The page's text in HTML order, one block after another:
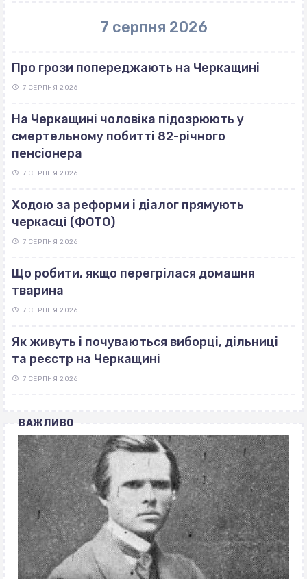
7 серпня 2026
Про грози попереджають на Черкащині
7 СЕРПНЯ 2026
На Черкащині чоловіка підозрюють у
смертельному побитті 82-річного
пенсіонера
7 СЕРПНЯ 2026
Ходою за реформи і діалог прямують
черкасці (ФОТО)
7 СЕРПНЯ 2026
Що робити, якщо перегрілася домашня
тварина
7 СЕРПНЯ 2026
Як живуть і почуваються виборці, дільниці
та реєстр на Черкащині
7 СЕРПНЯ 2026
ВАЖЛИВО